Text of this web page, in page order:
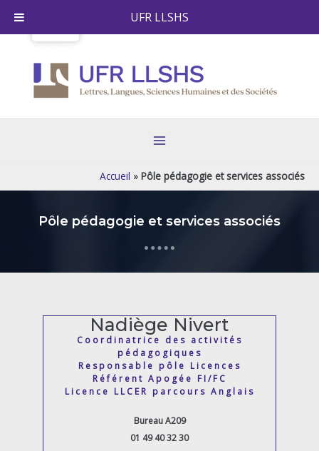
Menu
Accueil » Pôle pédagogie et services associés
Pôle pédagogie et services associés
Nadiège Nivert
Coordinatrice des activités
pédagogiques
Responsable pôle Licences
Référent Apogée FI/FC
Licence LLCER parcours Anglais
Bureau A209
01 49 40 32 30
UFR LLSHS